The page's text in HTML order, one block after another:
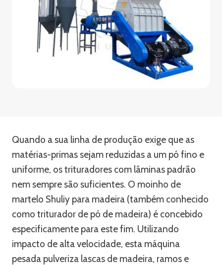
Quando a sua linha de produção exige que as
matérias-primas sejam reduzidas a um pó fino e
uniforme, os trituradores com lâminas padrão
nem sempre são suficientes. O moinho de
martelo Shuliy para madeira (também conhecido
como triturador de pó de madeira) é concebido
especificamente para este fim. Utilizando
impacto de alta velocidade, esta máquina
pesada pulveriza lascas de madeira, ramos e